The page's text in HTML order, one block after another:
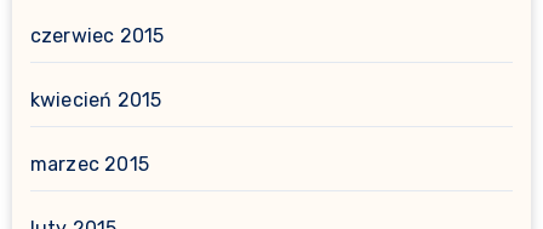
czerwiec 2015
kwiecień 2015
marzec 2015